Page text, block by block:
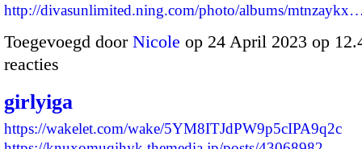
http://divasunlimited.ning.com/photo/albums/
Toegevoegd door Nicole op 24 April 2023 op
reacties
girlyiga
https://wakelet.com/wake/5YM8ITJdPW9p5cIPA9q2c